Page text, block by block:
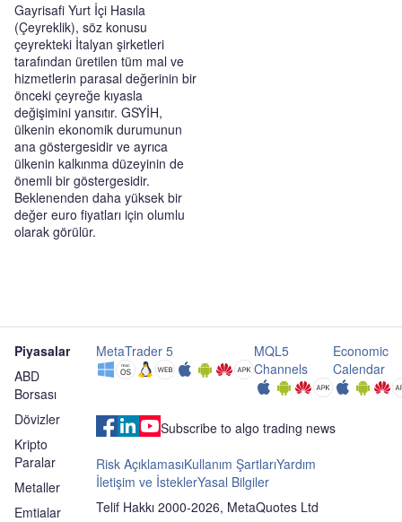
Gayrisafi Yurt İçi Hasıla
(Çeyreklik), söz konusu
çeyrekteki İtalyan şirketleri
tarafından üretilen tüm mal ve
hizmetlerin parasal değerinin bir
önceki çeyreğe kıyasla
değişimini yansıtır. GSYİH,
ülkenin ekonomik durumunun
ana göstergesidir ve ayrıca
ülkenin kalkınma düzeyinin de
önemli bir göstergesidir.
Beklenenden daha yüksek bir
değer euro fiyatları için olumlu
olarak görülür.
Piyasalar
ABD
Borsası
Dövizler
Kripto
Paralar
Metaller
Emtialar
MetaTrader 5
MQL5
Channels
Economic
Calendar
Subscribe to algo trading news
Risk AçıklamasıKullanım ŞartlarıYardım
İletişim ve İsteklerYasal Bilgiler
Telif Hakkı 2000-2026, MetaQuotes Ltd